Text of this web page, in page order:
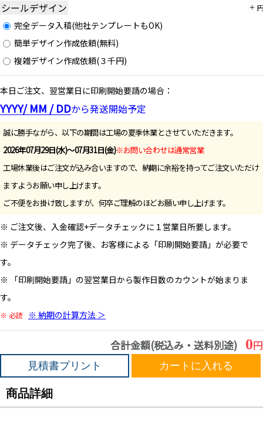
シールデザイン +
完全データ入稿(他社テンプレートもOK)
簡単デザイン作成依頼(無料)
複雑デザイン作成依頼(３千円)
本日ご注文、翌営業日に印刷開始要請の場合：
YYYY/ MM / DDから発送開始予定
誠に勝手ながら、以下の期間は工場の夏季休業とさせていただきます。
2026年07月29日(水)～07月31日(金)※お問い合わせは通常営業
工場休業後はご注文が込み合いますので、納期に余裕を持ってご注文いただけ
ますようお願い申し上げます。
ご不便をお掛け致しますが、何卒ご理解のほどお願い申し上げます。
※ ご注文後、入金確認+データチェックに１営業日所要します。
※ データチェック完了後、お客様による「印刷開始要請」が必要で
す。
※ 「印刷開始要請」の翌営業日から製作日数のカウントが始まりま
す。
※ 必読 ※ 納期の計算方法 ＞
合計金額(税込み・送料別途) 0円
見積書プリント カートに入れる
商品詳細